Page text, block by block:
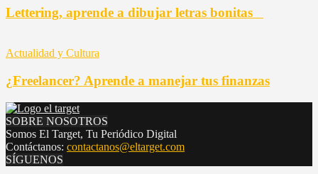
Lettering, aprende a dibujar letras bonitas
Actualidad y Cultura
¿Freelancer? Aprende a manejar tus finanzas
SOBRE NOSOTROS
Somos El Target, Tu Periódico Digital
Contáctanos: contactanos@eltarget.com
SÍGUENOS